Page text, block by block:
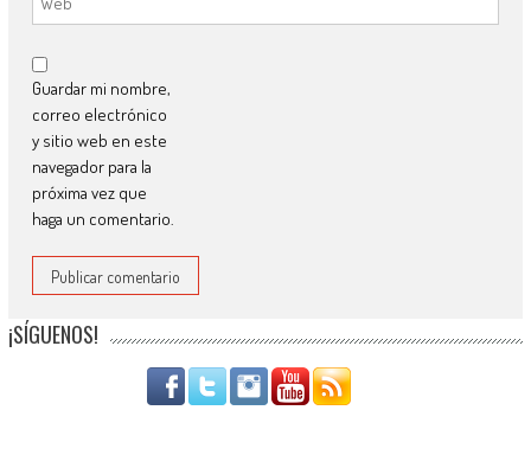
Guardar mi nombre,
correo electrónico
y sitio web en este
navegador para la
próxima vez que
haga un comentario.
¡SÍGUENOS!